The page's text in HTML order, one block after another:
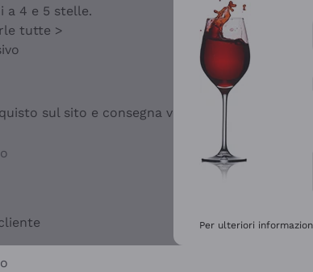
a 4 e 5 stelle.
tutte >
sul sito e consegna velocissima
Per ulteriori